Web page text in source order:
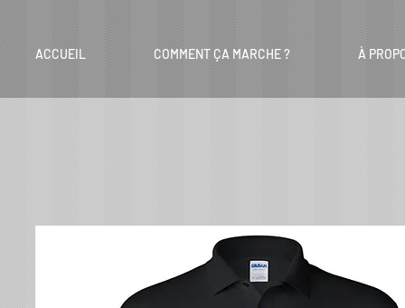
ACCUEIL COMMENT ÇA MARCHE ? À